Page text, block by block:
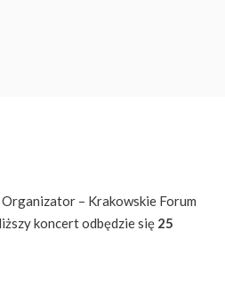
– Krakowskie Forum
koncert odbędzie się 25